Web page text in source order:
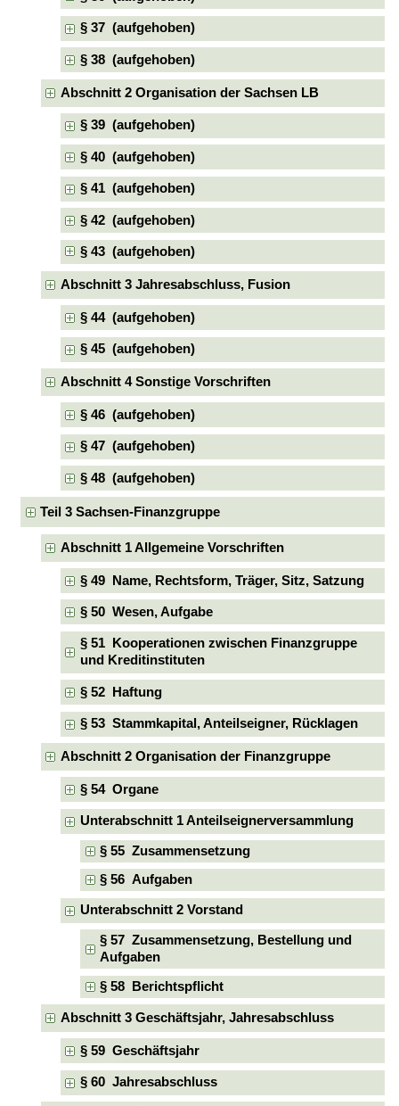
§ 37 (aufgehoben)
§ 38 (aufgehoben)
Abschnitt 2 Organisation der Sachsen LB
§ 39 (aufgehoben)
§ 40 (aufgehoben)
§ 41 (aufgehoben)
§ 42 (aufgehoben)
§ 43 (aufgehoben)
Abschnitt 3 Jahresabschluss, Fusion
§ 44 (aufgehoben)
§ 45 (aufgehoben)
Abschnitt 4 Sonstige Vorschriften
§ 46 (aufgehoben)
§ 47 (aufgehoben)
§ 48 (aufgehoben)
Teil 3 Sachsen-Finanzgruppe
Abschnitt 1 Allgemeine Vorschriften
§ 49 Name, Rechtsform, Träger, Sitz, Satzung
§ 50 Wesen, Aufgabe
§ 51 Kooperationen zwischen Finanzgruppe
und Kreditinstituten
§ 52 Haftung
§ 53 Stammkapital, Anteilseigner, Rücklagen
Abschnitt 2 Organisation der Finanzgruppe
§ 54 Organe
Unterabschnitt 1 Anteilseignerversammlung
§ 55 Zusammensetzung
§ 56 Aufgaben
Unterabschnitt 2 Vorstand
§ 57 Zusammensetzung, Bestellung und
Aufgaben
§ 58 Berichtspflicht
Abschnitt 3 Geschäftsjahr, Jahresabschluss
§ 59 Geschäftsjahr
§ 60 Jahresabschluss